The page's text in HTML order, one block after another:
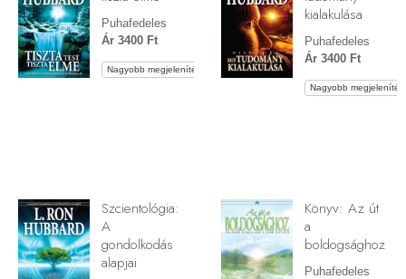
Puhafedeles
Ár 3400 Ft
Nagyobb megjelenítés
kialakulása
Puhafedeles
Ár 3400 Ft
Nagyobb megjelenítés
Szcientológia:
A
gondolkodás
alapjai
Könyv: Az út
a
boldogsághoz
Puhafedeles